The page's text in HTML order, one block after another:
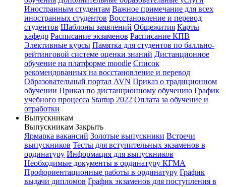
Иностранным студентам Важное примечание для всех
иностранных студентов Восстановление и перевод
студентов Шаблоны заявлений Общежития Карты
кафедр Расписание экзаменов Расписание КПВ
Элективные курсы Памятка для студентов по балльно-
рейтинговой системе оценки знаний Дистанционное
обучение на платформе moodle Список
рекомендованных на восстановление и перевод
Образовательный портал AVN Приказ о традиционном
обучении Приказ по дистанционному обучению График
учебного процесса Startup 2022 Оплата за обучение и
отработки
Выпускникам
Выпускникам Закрыть
Ярмарка вакансий Золотые выпускники Встречи
выпускников Тесты для вступительных экзаменов в
ординатуру Информация для выпускников
Необходимые документы в ординатуру КГМА
Профориентационные работы в ординатуру График
выдачи дипломов График экзаменов для поступления в